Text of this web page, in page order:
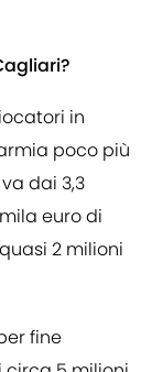
in
poco più
dai 3,3
euro di
2 milioni
fine